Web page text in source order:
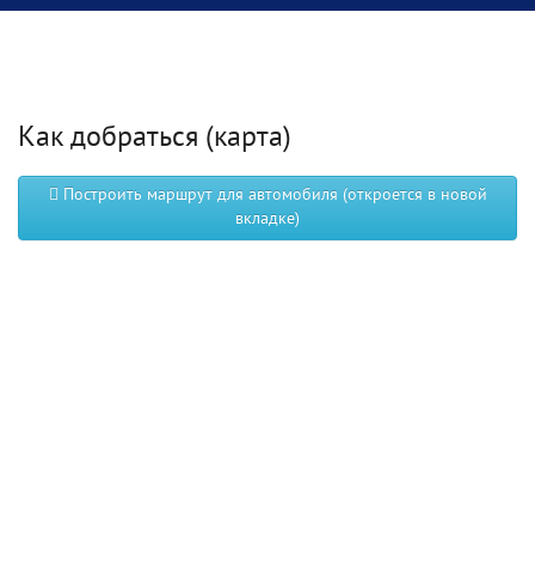
Как добраться (карта)
Построить маршрут для автомобиля (откроется в новой
вкладке)